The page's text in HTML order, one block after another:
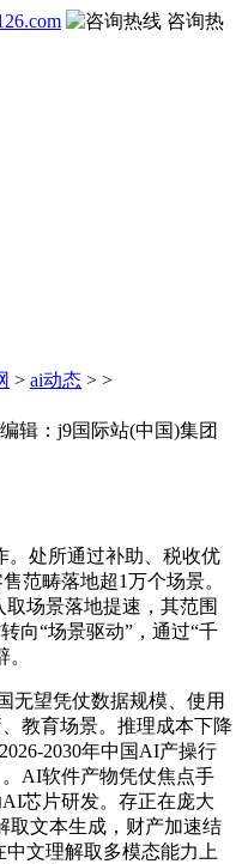
咨询热
> ai动态 > >
辑：j9国际站(中国)集团
处所通过补助、税收优
范畴落地超1万个场景。
场景落地提速，其范围
向“场景驱动”，通过“千
望凭仗数据规模、使用
教育场景。推理成本下降
2030年中国AI产操行
AI软件产物凭仗焦点手
芯片研发。存正在庞大
取文本生成，财产加速结
文理解取多模态能力上